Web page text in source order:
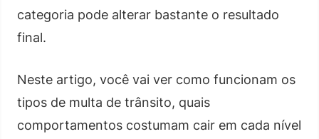
categoria pode alterar bastante o resultado
final.
Neste artigo, você vai ver como funcionam os
tipos de multa de trânsito, quais
comportamentos costumam cair em cada nível